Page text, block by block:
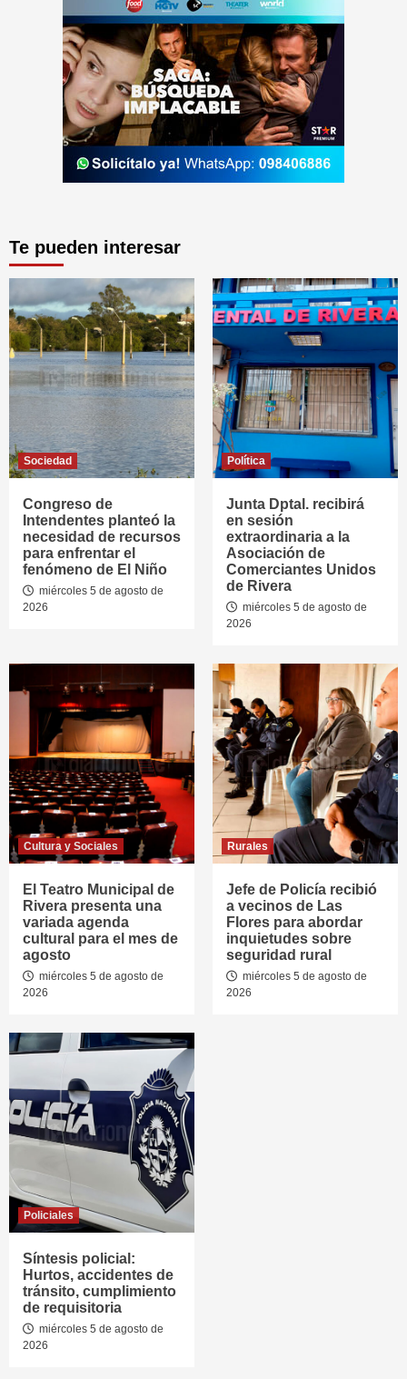
Te pueden interesar
Sociedad
Congreso de
Intendentes planteó la
necesidad de recursos
para enfrentar el
fenómeno de El Niño
miércoles 5 de agosto de
2026
Política
Junta Dptal. recibirá
en sesión
extraordinaria a la
Asociación de
Comerciantes Unidos
de Rivera
miércoles 5 de agosto de
2026
Cultura y Sociales
El Teatro Municipal de
Rivera presenta una
variada agenda
cultural para el mes de
agosto
miércoles 5 de agosto de
2026
Rurales
Jefe de Policía recibió
a vecinos de Las
Flores para abordar
inquietudes sobre
seguridad rural
miércoles 5 de agosto de
2026
Policiales
Síntesis policial:
Hurtos, accidentes de
tránsito, cumplimiento
de requisitoria
miércoles 5 de agosto de
2026